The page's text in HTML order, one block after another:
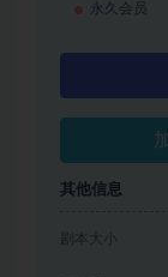
永久会员
其他信息
剧本大小